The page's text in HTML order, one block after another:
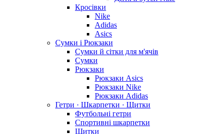
Кросівки
Nike
Adidas
Asics
Сумки і Рюкзаки
Сумки й сітки для м'ячів
Сумки
Рюкзаки
Рюкзаки Asics
Рюкзаки Nike
Рюкзаки Adidas
Гетри · Шкарпетки · Щитки
Футбольні гетри
Спортивні шкарпетки
Щитки